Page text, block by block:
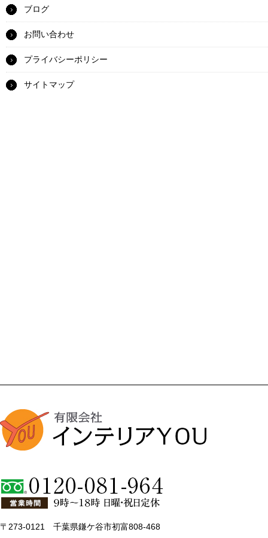
ブログ
お問い合わせ
プライバシーポリシー
サイトマップ
〒273-0121 千葉県鎌ケ谷市初富808-468